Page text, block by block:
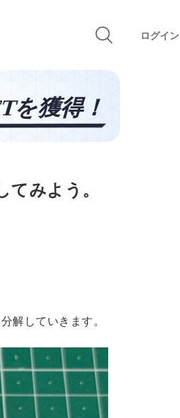
ログイン
みよう。
解していきます。